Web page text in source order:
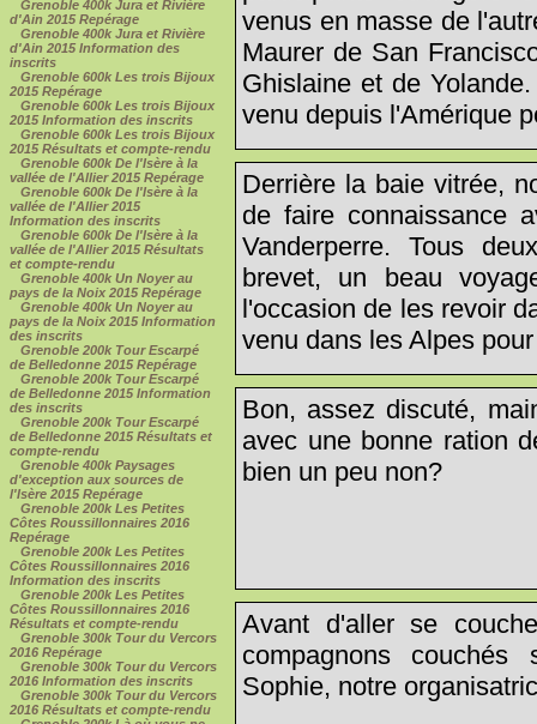
Grenoble 400k Jura et Rivière
d'Ain 2015 Repérage
Grenoble 400k Jura et Rivière
d'Ain 2015 Information des
inscrits
Grenoble 600k Les trois Bijoux
2015 Repérage
Grenoble 600k Les trois Bijoux
2015 Information des inscrits
Grenoble 600k Les trois Bijoux
2015 Résultats et compte-rendu
Grenoble 600k De l'Isère à la
vallée de l'Allier 2015 Repérage
Grenoble 600k De l'Isère à la
vallée de l'Allier 2015
Information des inscrits
Grenoble 600k De l'Isère à la
vallée de l'Allier 2015 Résultats
et compte-rendu
Grenoble 400k Un Noyer au
pays de la Noix 2015 Repérage
Grenoble 400k Un Noyer au
pays de la Noix 2015 Information
des inscrits
Grenoble 200k Tour Escarpé
de Belledonne 2015 Repérage
Grenoble 200k Tour Escarpé
de Belledonne 2015 Information
des inscrits
Grenoble 200k Tour Escarpé
de Belledonne 2015 Résultats et
compte-rendu
Grenoble 400k Paysages
d'exception aux sources de
l'Isère 2015 Repérage
Grenoble 200k Les Petites
Côtes Roussillonnaires 2016
Repérage
Grenoble 200k Les Petites
Côtes Roussillonnaires 2016
Information des inscrits
Grenoble 200k Les Petites
Côtes Roussillonnaires 2016
Résultats et compte-rendu
Grenoble 300k Tour du Vercors
2016 Repérage
Grenoble 300k Tour du Vercors
2016 Information des inscrits
Grenoble 300k Tour du Vercors
2016 Résultats et compte-rendu
venus en masse de
Maurer de San
Ghislaine et de
venu depuis l'Amérique
Derrière la baie vitrée,
de faire connaissance
Vanderperre. Tous
brevet, un beau
l'occasion de les revoir
venu dans les Alpes
Bon, assez discuté,
avec une bonne ration
bien un peu non?
Avant d'aller se
compagnons
Sophie, notre